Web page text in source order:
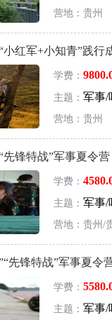
营地：贵州
小红军+小知青”践
学费：
主题：军事/
营地：贵州
先锋特战”军事夏令
学费：
主题：军事/
营地：贵州/
先锋特战”军事夏
学费：
主题：军事/